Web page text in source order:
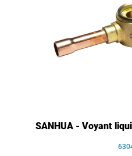
SANHUA - Voyant